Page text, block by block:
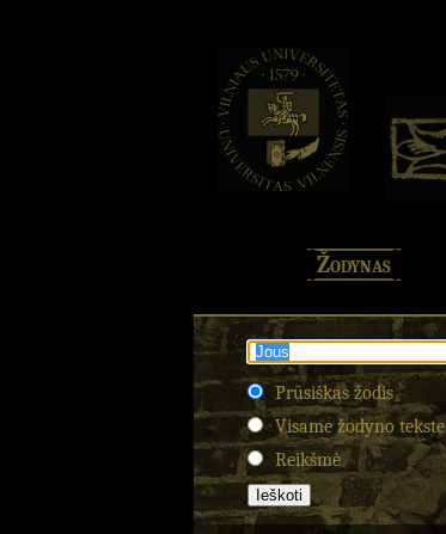
Žodynas
Prūsiškas žodis
Visame žodyno tekste
Reikšmė